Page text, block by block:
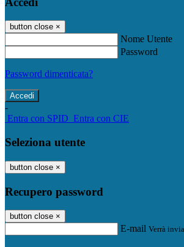
button close ×
Nome Utente
Password
Password dimenticata?
-
Entra con SPID Entra con CIE
Seleziona utente
button close ×
Recupero password
button close ×
E-mail Verrà